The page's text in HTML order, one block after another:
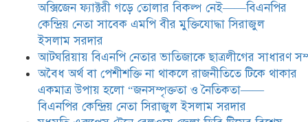
যে ঐক্যের মাধ্যমে ১৯৯১ সালে
বিএনপির সকলস্তরের নেতাকর্মীরা ভঙ্গুর
দলকে প্রতিষ্ঠা এবং নির্বাচন করে
স্বৈরাচারী শেখ হাসিনাকে অপসারণ
করেছিল সেই ঐক্যকেই সুদৃঢ় করার
আহবান জানিয়েছেন—- বিএনপির কেন্দ্রিয় নির্বাহী কমিটির নেতা,
সাবেক এমপি বীর মুক্তিযোদ্ধা সিরাজুল ইসলাম সরদার
অক্সিজেন ফ্যাক্টরী গড়ে তোলার বিকল্প নেই——বিএনপির
কেন্দ্রিয় নেতা সাবেক এমপি বীর মুক্তিযোদ্ধা সিরাজুল
ইসলাম সরদার
আটঘরিয়ায় বিএনপি নেতার ভাতিজাকে ছাত্রলীগের সাধারণ
​​অবৈধ অর্থ বা পেশীশক্তি না থাকলে রাজনীতিতে টিকে থাকার
একমাত্র উপায় হলো “জনসম্পৃক্ততা ও নৈতিকতা——
বিএনপির কেন্দ্রিয় নেতা সিরাজুল ইসলাম সরদার